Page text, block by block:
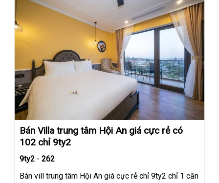
Bán Villa trung tâm Hội An giá cực rẻ có
102 chỉ 9ty2
9ty2 - 262
Bán vill trung tâm Hội An giá cực rẻ chỉ 9ty2 chỉ 1 căn